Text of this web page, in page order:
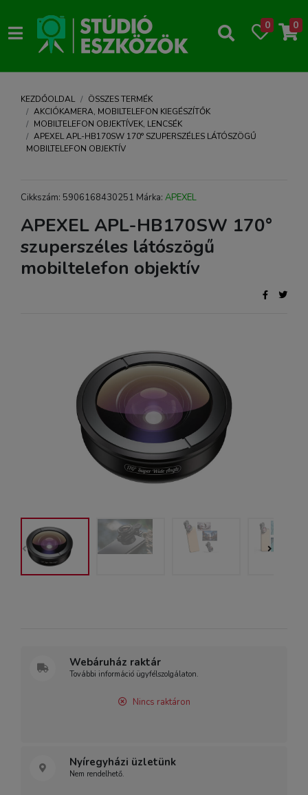
0 0
KEZDŐOLDAL
ÖSSZES TERMÉK
AKCIÓKAMERA, MOBILTELEFON KIEGÉSZÍTŐK
MOBILTELEFON OBJEKTÍVEK, LENCSÉK
APEXEL APL-HB170SW 170° SZUPERSZÉLES LÁTÓSZÖGŰ
MOBILTELEFON OBJEKTÍV
Cikkszám: 5906168430251 Márka: APEXEL
APEXEL APL-HB170SW 170°
szuperszéles látószögű
mobiltelefon objektív
Webáruház raktár
További információ ügyfélszolgálaton.
Nincs raktáron
Nyíregyházi üzletünk
Nem rendelhető.